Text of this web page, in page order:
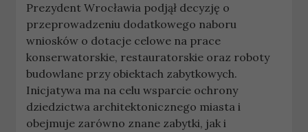
Prezydent Wrocławia podjął decyzję o
przeprowadzeniu dodatkowego naboru
wniosków o dotacje celowe na prace
konserwatorskie, restauratorskie oraz roboty
budowlane przy obiektach zabytkowych.
Inicjatywa ma na celu wsparcie ochrony
dziedzictwa architektonicznego miasta i
obejmuje zarówno znane zabytki, jak i